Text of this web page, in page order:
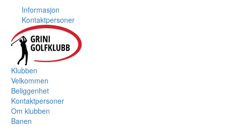
Informasjon
Kontaktpersoner
Klubben
Velkommen
Beliggenhet
Kontaktpersoner
Om klubben
Banen